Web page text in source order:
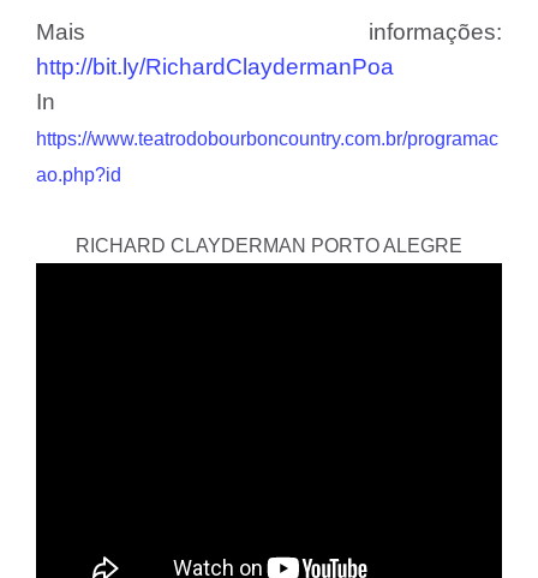
Mais informações:
http://bit.ly/RichardClaydermanPoa
In
https://www.teatrodobourboncountry.com.br/programac
ao.php?id
RICHARD CLAYDERMAN PORTO ALEGRE